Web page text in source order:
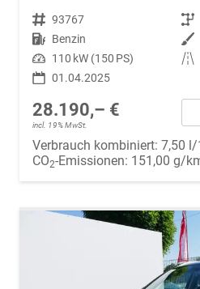
Fahrzeugnr. 93767 Getriebe
Kraftstoff Benzin Außenfarbe
Leistung 110 kW (150 PS) Kilometerstand
01.04.2025
28.190,– €
incl. 19% MwSt.
Verbrauch kombiniert: 7,50
CO2-Emissionen: 151,00 g/